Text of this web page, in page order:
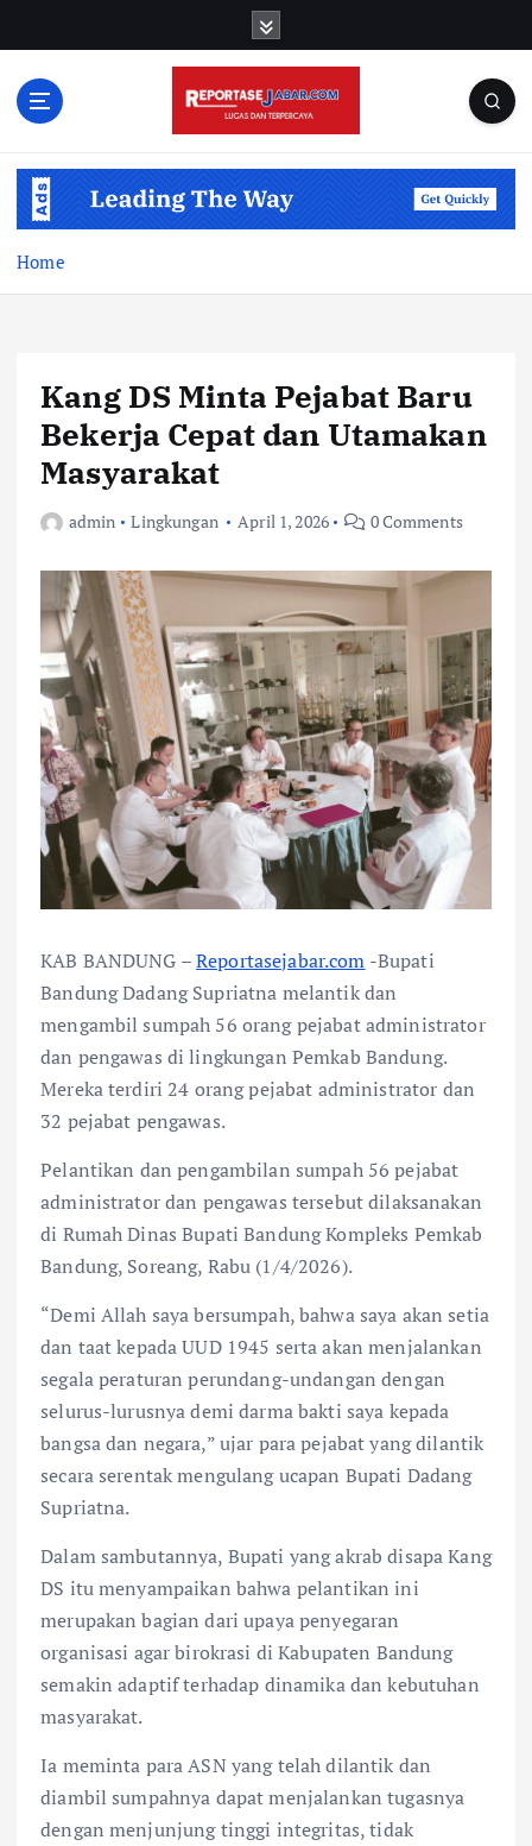
Home
Kang DS Minta Pejabat Baru
Bekerja Cepat dan Utamakan
Masyarakat
admin Lingkungan April 1, 2026 0 Comments
KAB BANDUNG –Reportasejabar.com -Bupati
Bandung Dadang Supriatna melantik dan
mengambil sumpah 56 orang pejabat administrator
dan pengawas di lingkungan Pemkab Bandung.
Mereka terdiri 24 orang pejabat administrator dan
32 pejabat pengawas.
Pelantikan dan pengambilan sumpah 56 pejabat
administrator dan pengawas tersebut dilaksanakan
di Rumah Dinas Bupati Bandung Kompleks Pemkab
Bandung, Soreang, Rabu (1/4/2026).
“Demi Allah saya bersumpah, bahwa saya akan setia
dan taat kepada UUD 1945 serta akan menjalankan
segala peraturan perundang-undangan dengan
selurus-lurusnya demi darma bakti saya kepada
bangsa dan negara,” ujar para pejabat yang dilantik
secara serentak mengulang ucapan Bupati Dadang
Supriatna.
Dalam sambutannya, Bupati yang akrab disapa Kang
DS itu menyampaikan bahwa pelantikan ini
merupakan bagian dari upaya penyegaran
organisasi agar birokrasi di Kabupaten Bandung
semakin adaptif terhadap dinamika dan kebutuhan
masyarakat.
Ia meminta para ASN yang telah dilantik dan
diambil sumpahnya dapat menjalankan tugasnya
dengan menjunjung tinggi integritas, tidak